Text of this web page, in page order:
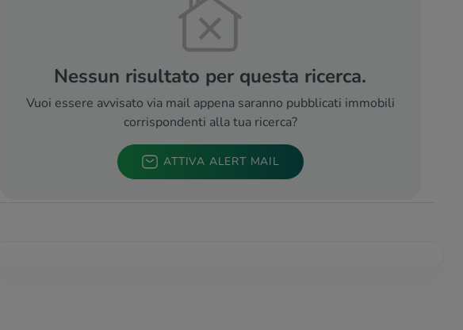
Nessun risultato per questa ricerca.
Vuoi essere avvisato via mail appena saranno pubblicati immobili
corrispondenti alla tua ricerca?
ATTIVA ALERT MAIL